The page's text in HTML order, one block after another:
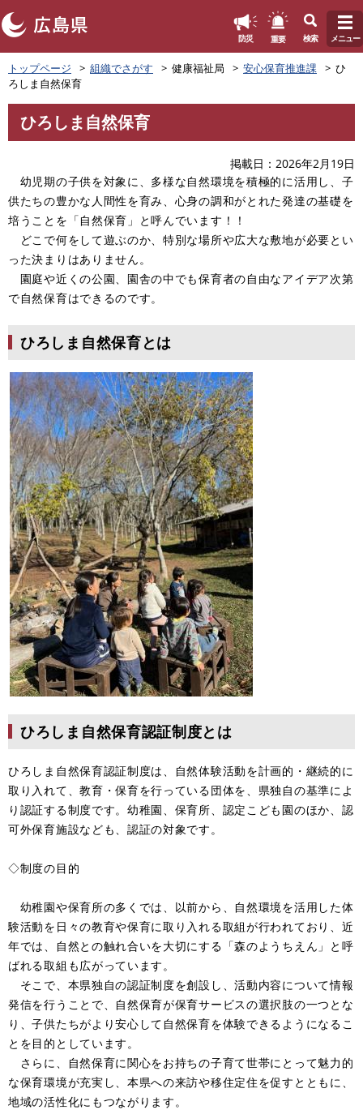
ペ
ー
ジ
の
頭
。
防災 重要 検索 メニュー
トップページ 組織でさがす 健康福祉局 安心保育推進課
ひ
ろしま自然保育
文
ひろしま自然保育
掲載日
2026年2月19日
幼児期の子供を対象に、多様な自然環境を積極的に活用し、子
供たちの豊かな人間性を育み、心身の調和がとれた発達の基礎を
培うことを「自然保育」と呼んでいます！！
どこで何をして遊ぶのか、特別な場所や広大な敷地が必要とい
った決まりはありません。
園庭や近くの公園、園舎の中でも保育者の自由なアイデア次第
で自然保育はできるのです。
ひろしま自然保育とは
ひろしま自然保育認証制度とは
ひろしま自然保育認証制度は、自然体験活動を計画的・継続的に
取り入れて、教育・保育を行っている団体を、県独自の基準によ
り認証する制度です。幼稚園、保育所、認定こども園のほか、認
可外保育施設なども、認証の対象です。
◇制度の目的
幼稚園や保育所の多くでは、以前から、自然環境を活用した体
験活動を日々の教育や保育に取り入れる取組が行われており、近
年では、自然との触れ合いを大切にする「森のようちえん」と呼
ばれる取組も広がっています。
そこで、本県独自の認証制度を創設し、活動内容について情報
発信を行うことで、自然保育が保育サービスの選択肢の一つとな
り、子供たちがより安心して自然保育を体験できるようになるこ
とを目的としています。
さらに、自然保育に関心をお持ちの子育て世帯にとって魅力的
な保育環境が充実し、本県への来訪や移住定住を促すとともに、
地域の活性化にもつながります。